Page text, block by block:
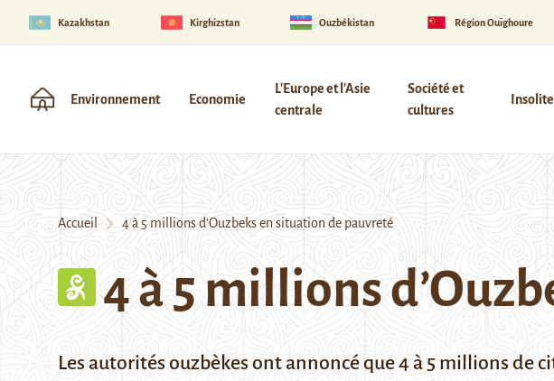
Kazakhstan Kirghizstan Ouzbékistan Région Ouïghoure
Environnement Economie
L'Europe et l'Asie
centrale
Société et
cultures
Insolite
Accueil 4 à 5 millions d’Ouzbeks en situation de pauvreté
4 à 5 millions
Les autorités ouzbèkes ont annoncé que 4 à 5 millions de